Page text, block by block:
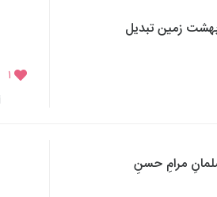
بهشت زمین تبدیل
۱
مرامِ حسنِ